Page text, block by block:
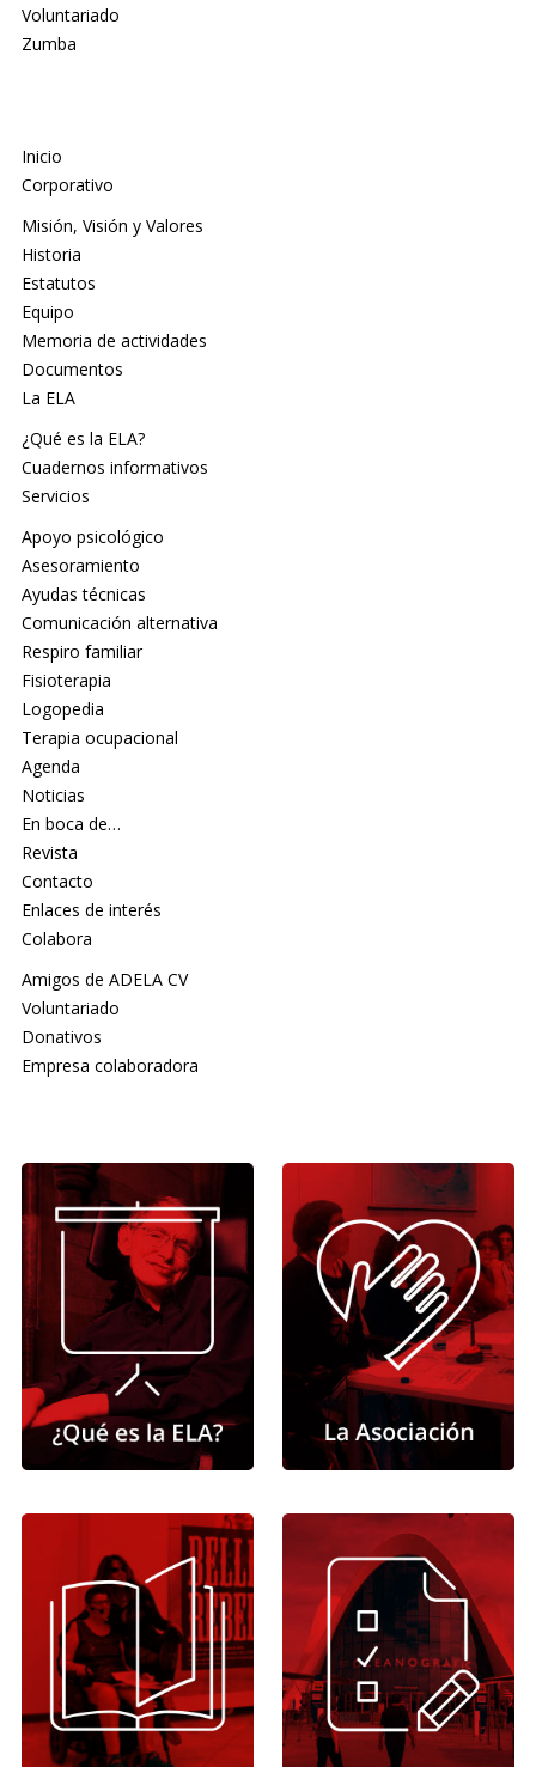
Voluntariado
Zumba
Inicio
Corporativo
Misión, Visión y Valores
Historia
Estatutos
Equipo
Memoria de actividades
Documentos
La ELA
¿Qué es la ELA?
Cuadernos informativos
Servicios
Apoyo psicológico
Asesoramiento
Ayudas técnicas
Comunicación alternativa
Respiro familiar
Fisioterapia
Logopedia
Terapia ocupacional
Agenda
Noticias
En boca de…
Revista
Contacto
Enlaces de interés
Colabora
Amigos de ADELA CV
Voluntariado
Donativos
Empresa colaboradora